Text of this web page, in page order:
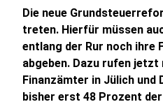
Die neue
treten. Hierfür müssen
entlang der Rur noch ihre
abgeben. Dazu rufen jetzt
Finanzämter in Jülich und
bisher erst 48 Prozent